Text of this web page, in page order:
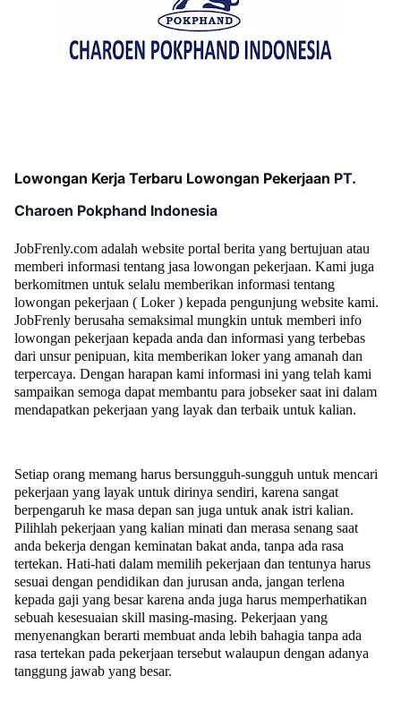
Lowongan Kerja Terbaru Lowongan Pekerjaan PT.
Charoen Pokphand Indonesia
JobFrenly.com adalah website portal berita yang bertujuan atau
memberi informasi tentang jasa lowongan pekerjaan. Kami juga
berkomitmen untuk selalu memberikan informasi tentang
lowongan pekerjaan ( Loker ) kepada pengunjung website kami.
JobFrenly berusaha semaksimal mungkin untuk memberi info
lowongan pekerjaan kepada anda dan informasi yang terbebas
dari unsur penipuan, kita memberikan loker yang amanah dan
terpercaya. Dengan harapan kami informasi ini yang telah kami
sampaikan semoga dapat membantu para jobseker saat ini dalam
mendapatkan pekerjaan yang layak dan terbaik untuk kalian.
Setiap orang memang harus bersungguh-sungguh untuk mencari
pekerjaan yang layak untuk dirinya sendiri, karena sangat
berpengaruh ke masa depan san juga untuk anak istri kalian.
Pilihlah pekerjaan yang kalian minati dan merasa senang saat
anda bekerja dengan keminatan bakat anda, tanpa ada rasa
tertekan. Hati-hati dalam memilih pekerjaan dan tentunya harus
sesuai dengan pendidikan dan jurusan anda, jangan terlena
kepada gaji yang besar karena anda juga harus memperhatikan
sebuah kesesuaian skill masing-masing. Pekerjaan yang
menyenangkan berarti membuat anda lebih bahagia tanpa ada
rasa tertekan pada pekerjaan tersebut walaupun dengan adanya
tanggung jawab yang besar.